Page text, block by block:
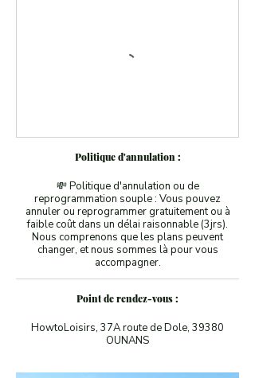
Politique d'annulation :
💸 Politique d'annulation ou de
reprogrammation souple : Vous pouvez
annuler ou reprogrammer gratuitement ou à
faible coût dans un délai raisonnable (3jrs).
Nous comprenons que les plans peuvent
changer, et nous sommes là pour vous
accompagner.
Point de rendez-vous :
HowtoLoisirs, 37A route de Dole, 39380
OUNANS